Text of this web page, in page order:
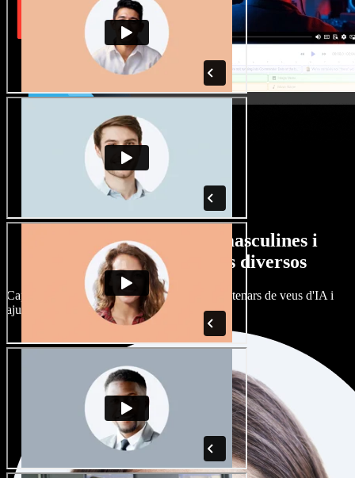
Gran varietat de veus masculines i
femenines amb accents diversos
Cap projecte ha de sonar igual. Tria entre centenars de veus d'IA i
ajusta'n l’accent.